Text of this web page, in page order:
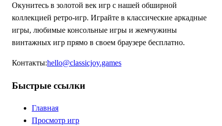
Окунитесь в золотой век игр с нашей обширной
коллекцией ретро-игр. Играйте в классические аркадные
игры, любимые консольные игры и жемчужины
винтажных игр прямо в своем браузере бесплатно.
Контакты:hello@classicjoy.games
Быстрые ссылки
Главная
Просмотр игр